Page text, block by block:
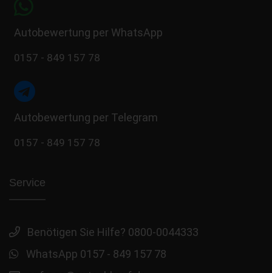
Autobewertung per WhatsApp
0157 - 849 157 78
Autobewertung per Telegram
0157 - 849 157 78
Service
Benötigen Sie Hilfe? 0800-0044333
WhatsApp 0157 - 849 157 78